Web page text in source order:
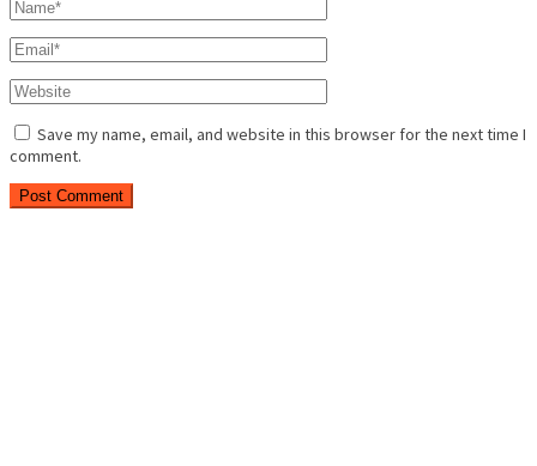
Save my name, email, and website in this browser for the next time I
comment.